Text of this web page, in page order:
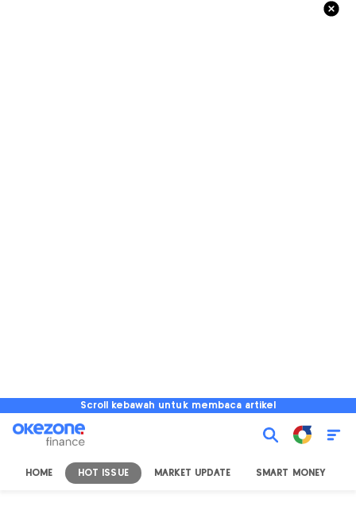
Scroll kebawah untuk membaca artikel
HOME HOT ISSUE MARKET UPDATE SMART MONEY